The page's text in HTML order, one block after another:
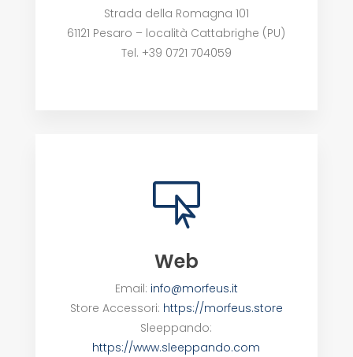
Strada della Romagna 101
61121 Pesaro – località Cattabrighe (PU)
Tel. +39 0721 704059

Web
Email: info@morfeus.it
Store Accessori: https://morfeus.store
Sleeppando:
https://www.sleeppando.com